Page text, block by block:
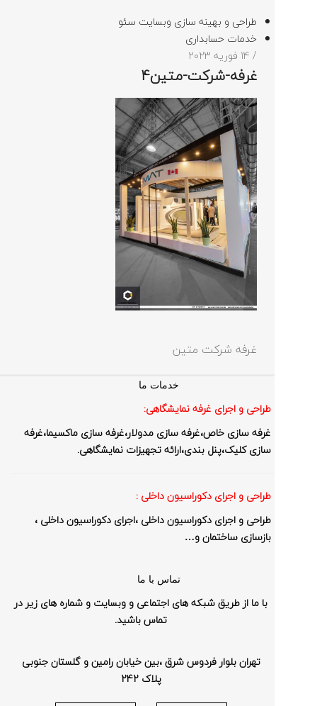
طراحی و بهینه سازی وبسایت سئو
خدمات حسابداری
/ 14 فوریه 2023
غرفه-شرکت-متین4
غرفه شرکت متین
خدمات ما
طراحی و اجرای غرفه نمایشگاهی:
غرفه سازی خاص،غرفه سازی مدولار،غرفه سازی ماکسیما،غرفه
سازی کلیک،پنل بندی،ارائه تجهیزات نمایشگاهی.
طراحی و اجرای دکوراسیون داخلی :
طراحی و اجرای دکوراسیون داخلی ،اجرای دکوراسیون داخلی ،
بازسازی ساختمان و…
تماس با ما
با ما از طریق شبکه های اجتماعی و وبسایت و شماره های زیر در
تماس باشید.
تهران بلوار فردوس شرق ،بین خیابان رامین و گلستان جنوبی
پلاک 242